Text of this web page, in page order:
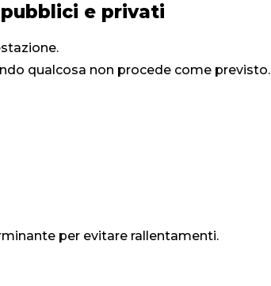
e privati
qualcosa non procede come previsto.
per evitare rallentamenti.